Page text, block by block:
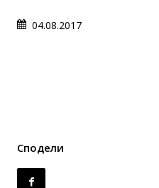
04.08.2017
Сподели